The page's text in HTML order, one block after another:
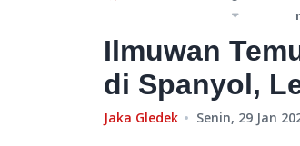
Ilmuwan
di Spanyol,
Jaka Gledek Senin, 29 Jan